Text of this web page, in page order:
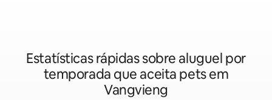
Estatísticas rápidas sobre aluguel por
temporada que aceita pets em
Vangvieng